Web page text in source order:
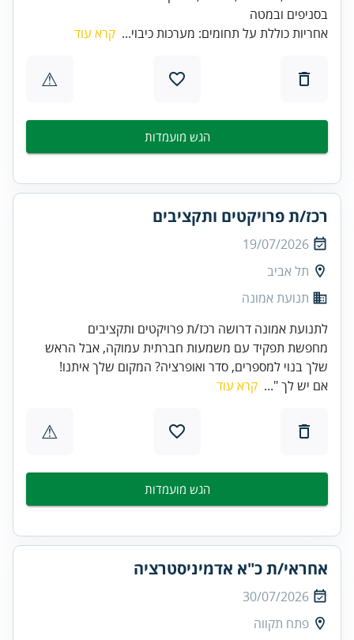
בסניפים ובמטה
אחריות כוללת על תחומים: מערכות כיבוי... קרא עוד
⚠
הגש מועמדות
רכז/ת פרויקטים ותקציבים
19/07/2026
תל אביב
תנועת אמונה
לתנועת אמונה דרושה רכז/ת פרויקטים ותקציבים
מחפשת תפקיד עם משמעות חברתית עמוקה, אבל הראש
שלך בנוי למספרים, סדר ואופרציה? המקום שלך איתנו!
אם יש לך "... קרא עוד
⚠
הגש מועמדות
אחראי/ת כ"א אדמיניסטרציה
30/07/2026
פתח תקווה